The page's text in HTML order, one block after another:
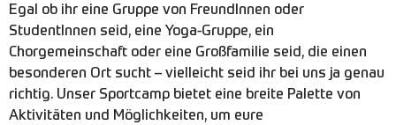
Egal ob ihr eine Gruppe von FreundInnen oder
StudentInnen seid, eine Yoga-Gruppe, ein
Chorgemeinschaft oder eine Großfamilie seid, die einen
besonderen Ort sucht – vielleicht seid ihr bei uns ja genau
richtig. Unser Sportcamp bietet eine breite Palette von
Aktivitäten und Möglichkeiten, um eure